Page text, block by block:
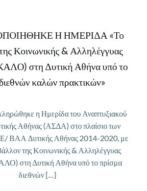
Η ΗΜΕΡΙΔΑ «Το
Κοινωνικής & Αλληλέγγυας
στη Δυτική Αθήνα υπό το
καλών πρακτικών»
η Ημερίδα του Αναπτυξιακού
Αθήνας (ΑΣΔΑ) στο πλαίσιο των
ΒΑΑ Δυτικής Αθήνας 2014-2020, με
της Κοινωνικής & Αλληλέγγυας
στη Δυτική Αθήνα υπό το πρίσμα
διεθνών […]